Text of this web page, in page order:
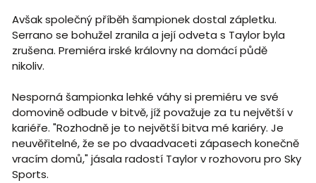
Avšak společný příběh šampionek dostal zápletku.
Serrano se bohužel zranila a její odveta s Taylor byla
zrušena. Premiéra irské královny na domácí půdě
nikoliv.
Nesporná šampionka lehké váhy si premiéru ve své
domovině odbude v bitvě, jíž považuje za tu největší v
kariéře. "Rozhodně je to největší bitva mé kariéry. Je
neuvěřitelné, že se po dvaadvaceti zápasech konečně
vracím domů," jásala radostí Taylor v rozhovoru pro Sky
Sports.